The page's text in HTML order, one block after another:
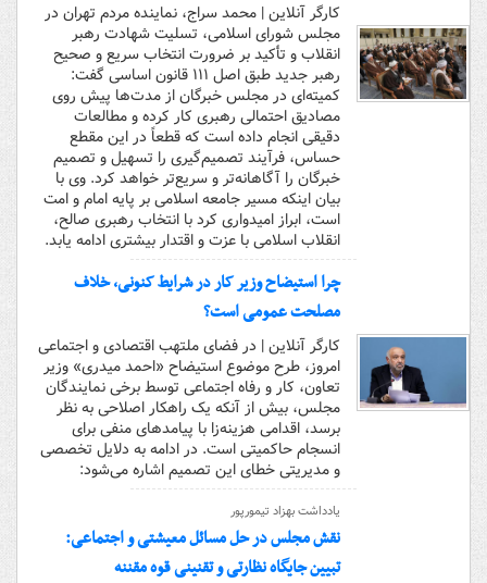
کارگر آنلاین | محمد سراج، نماینده مردم تهران در
مجلس شورای اسلامی، تسلیت شهادت رهبر
انقلاب و تأکید بر ضرورت انتخاب سریع و صحیح
رهبر جدید طبق اصل ۱۱۱ قانون اساسی گفت:
کمیته‌ای در مجلس خبرگان از مدت‌ها پیش روی
مصادیق احتمالی رهبری کار کرده و مطالعات
دقیقی انجام داده است که قطعاً در این مقطع
حساس، فرآیند تصمیم‌گیری را تسهیل و تصمیم
خبرگان را آگاهانه‌تر و سریع‌تر خواهد کرد. وی با
بیان اینکه مسیر جامعه اسلامی بر پایه امام و امت
است، ابراز امیدواری کرد با انتخاب رهبری صالح،
انقلاب اسلامی با عزت و اقتدار بیشتری ادامه یابد.
چرا استیضاح وزیر کار در شرایط کنونی، خلاف
مصلحت عمومی است؟
کارگر آنلاین | در فضای ملتهب اقتصادی و اجتماعی
امروز، طرح موضوع استیضاح «احمد میدری» وزیر
تعاون، کار و رفاه اجتماعی توسط برخی نمایندگان
مجلس، بیش از آنکه یک راهکار اصلاحی به نظر
برسد، اقدامی هزینه‌زا با پیامدهای منفی برای
انسجام حاکمیتی است. در ادامه به دلایل تخصصی
و مدیریتی خطای این تصمیم اشاره می‌شود:
یادداشت بهزاد تیمورپور
نقش مجلس در حل مسائل معیشتی و اجتماعی:
تبیین جایگاه نظارتی و تقنینی قوه مقننه